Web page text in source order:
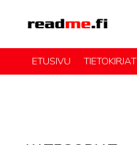
ETUSIVU TIETOKIRJAT